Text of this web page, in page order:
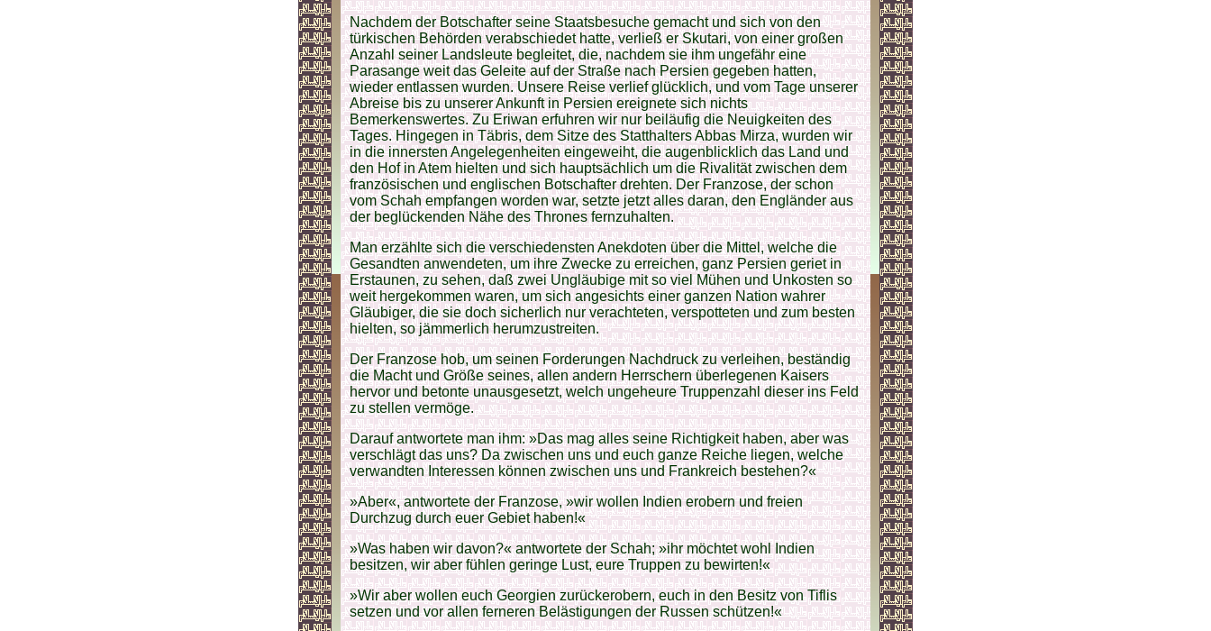
Nachdem der Botschafter seine Staatsbesuche gemacht und sich von den
türkischen Behörden verabschiedet hatte, verließ er Skutari, von einer großen
Anzahl seiner Landsleute begleitet, die, nachdem sie ihm ungefähr eine
Parasange weit das Geleite auf der Straße nach Persien gegeben hatten,
wieder entlassen wurden. Unsere Reise verlief glücklich, und vom Tage unserer
Abreise bis zu unserer Ankunft in Persien ereignete sich nichts
Bemerkenswertes. Zu Eriwan erfuhren wir nur beiläufig die Neuigkeiten des
Tages. Hingegen in Täbris, dem Sitze des Statthalters Abbas Mirza, wurden wir
in die innersten Angelegenheiten eingeweiht, die augenblicklich das Land und
den Hof in Atem hielten und sich hauptsächlich um die Rivalität zwischen dem
französischen und englischen Botschafter drehten. Der Franzose, der schon
vom Schah empfangen worden war, setzte jetzt alles daran, den Engländer aus
der beglückenden Nähe des Thrones fernzuhalten.
Man erzählte sich die verschiedensten Anekdoten über die Mittel, welche die
Gesandten anwendeten, um ihre Zwecke zu erreichen, ganz Persien geriet in
Erstaunen, zu sehen, daß zwei Ungläubige mit so viel Mühen und Unkosten so
weit hergekommen waren, um sich angesichts einer ganzen Nation wahrer
Gläubiger, die sie doch sicherlich nur verachteten, verspotteten und zum besten
hielten, so jämmerlich herumzustreiten.
Der Franzose hob, um seinen Forderungen Nachdruck zu verleihen, beständig
die Macht und Größe seines, allen andern Herrschern überlegenen Kaisers
hervor und betonte unausgesetzt, welch ungeheure Truppenzahl dieser ins Feld
zu stellen vermöge.
Darauf antwortete man ihm: »Das mag alles seine Richtigkeit haben, aber was
verschlägt das uns? Da zwischen uns und euch ganze Reiche liegen, welche
verwandten Interessen können zwischen uns und Frankreich bestehen?«
»Aber«, antwortete der Franzose, »wir wollen Indien erobern und freien
Durchzug durch euer Gebiet haben!«
»Was haben wir davon?« antwortete der Schah; »ihr möchtet wohl Indien
besitzen, wir aber fühlen geringe Lust, eure Truppen zu bewirten!«
»Wir aber wollen euch Georgien zurückerobern, euch in den Besitz von Tiflis
setzen und vor allen ferneren Belästigungen der Russen schützen!«